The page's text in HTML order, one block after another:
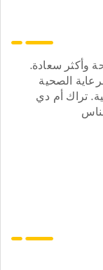
وأكثر سعادة.
الصحية
تراك أم دي